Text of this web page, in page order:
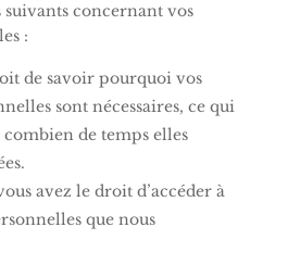
suivants concernant vos
:
de savoir pourquoi vos
sont nécessaires, ce qui
de temps elles
avez le droit d’accéder à
que nous